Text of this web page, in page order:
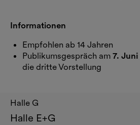
Informationen
Empfohlen ab 14 Jahren
Publikumsgespräch am 7. Juni
die dritte Vorstellung
Halle G
Halle E+G